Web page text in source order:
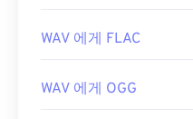
WAV 에게 FLAC
WAV 에게 OGG